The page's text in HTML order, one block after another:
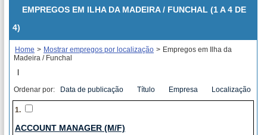
EMPREGOS EM ILHA DA MADEIRA / FUNCHAL (1 A 4 DE
4)
Home > Mostrar empregos por localização > Empregos em Ilha da
Madeira / Funchal
|
Ordenar por: Data de publicação Título Empresa Localização
1.
ACCOUNT MANAGER (M/F)